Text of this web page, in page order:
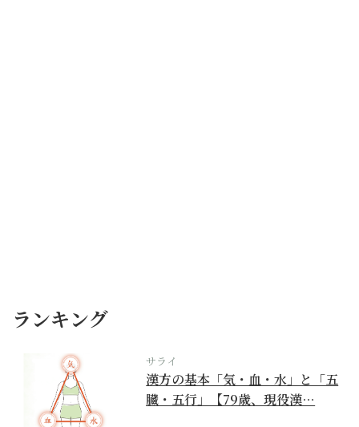
ランキング
サライ
漢方の基本「気・血・水」と「五
臓・五行」【79歳、現役漢…